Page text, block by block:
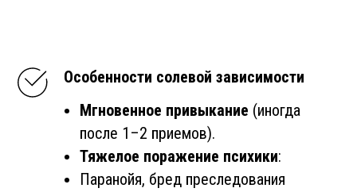
Особенности солевой зависимости
Мгновенное привыкание (иногда
после 1–2 приемов).
Тяжелое поражение психики:
Паранойя, бред преследования